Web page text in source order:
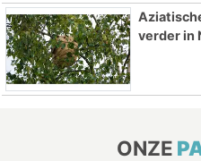
verder in
ONZE